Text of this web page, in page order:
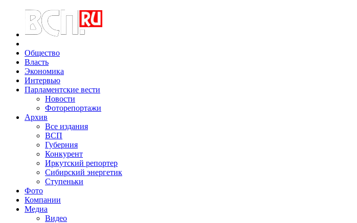
Общество
Власть
Экономика
Интервью
Парламентские вести
Новости
Фоторепортажи
Архив
Все издания
ВСП
Губерния
Конкурент
Иркутский репортер
Сибирский энергетик
Ступеньки
Фото
Компании
Медиа
Видео